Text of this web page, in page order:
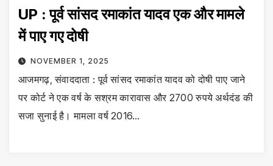
UP : पूर्व सांसद रमाकांत यादव एक और मामले
में पाए गए दोषी
NOVEMBER 1, 2025
आजमगढ़, संवाददाता : पूर्व सांसद रमाकांत यादव को दोषी पाए जाने
पर कोर्ट ने एक वर्ष के सश्रम कारावास और 2700 रुपये अर्थदंड की
सजा सुनाई है। मामला वर्ष 2016…